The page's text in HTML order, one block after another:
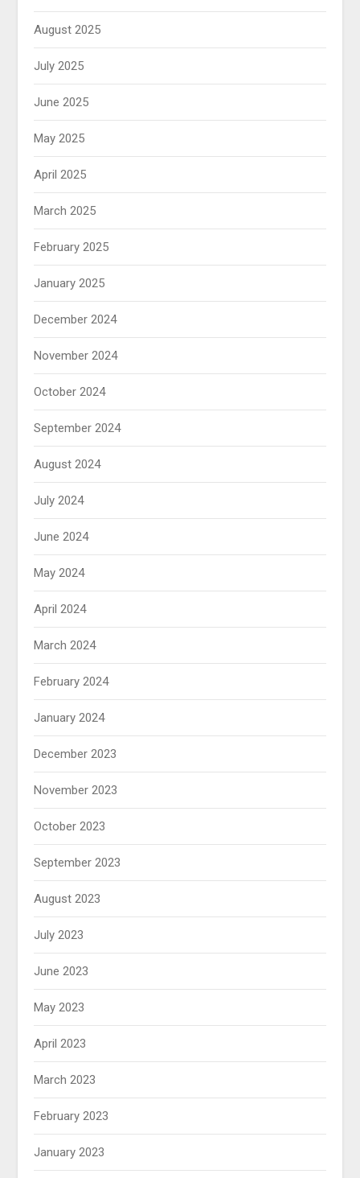
August 2025
July 2025
June 2025
May 2025
April 2025
March 2025
February 2025
January 2025
December 2024
November 2024
October 2024
September 2024
August 2024
July 2024
June 2024
May 2024
April 2024
March 2024
February 2024
January 2024
December 2023
November 2023
October 2023
September 2023
August 2023
July 2023
June 2023
May 2023
April 2023
March 2023
February 2023
January 2023